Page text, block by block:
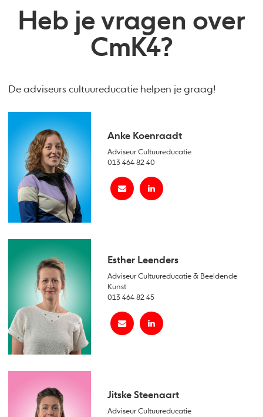
Heb je vragen over
CmK4?
De adviseurs cultuureducatie helpen je graag!
Anke Koenraadt
Adviseur Cultuureducatie
013 464 82 40
Esther Leenders
Adviseur Cultuureducatie & Beeldende
Kunst
013 464 82 45
Jitske Steenaart
Adviseur Cultuureducatie